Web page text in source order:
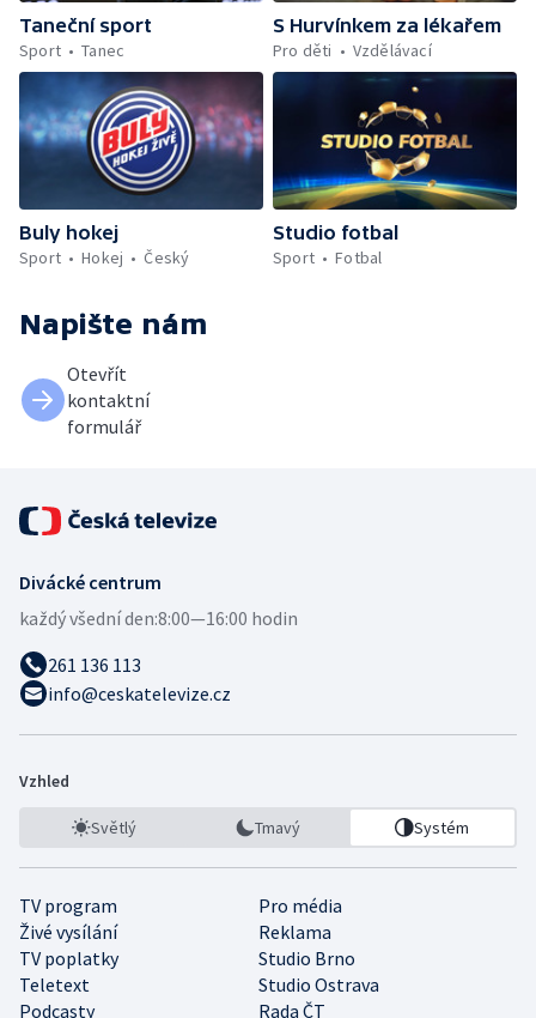
Taneční sport
Sport
Tanec
S Hurvínkem za lékařem
Pro děti
Vzdělávací
Buly hokej
Sport
Hokej Český
Studio fotbal
Sport
Fotbal
Napište nám
Otevřít
kontaktní
formulář
Divácké centrum
každý všední den:8:00—16:00 hodin
261 136 113
info@ceskatelevize.cz
Vzhled
Světlý Tmavý Systém
TV program
Pro média
Živé vysílání
Reklama
TV poplatky
Studio Brno
Teletext
Studio Ostrava
Podcasty
Rada ČT